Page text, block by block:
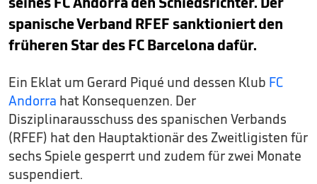
spanische Verband RFEF sanktioniert den
früheren Star des FC Barcelona dafür.
Ein Eklat um Gerard Piqué und dessen Klub FC
Andorra hat Konsequenzen. Der
Disziplinarausschuss des spanischen Verbands
(RFEF) hat den Hauptaktionär des Zweitligisten für
sechs Spiele gesperrt und zudem für zwei Monate
suspendiert.